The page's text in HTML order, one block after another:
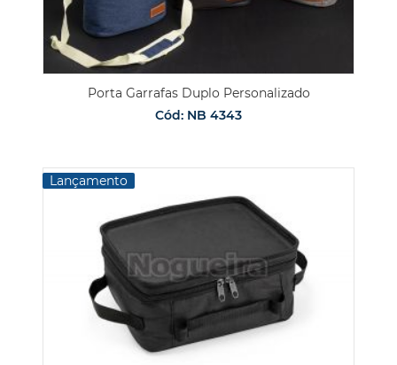
Porta Garrafas Duplo Personalizado
Cód: NB 4343
Lançamento